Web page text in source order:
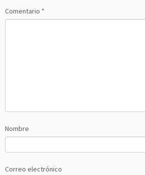
Comentario *
Nombre
Correo electrónico